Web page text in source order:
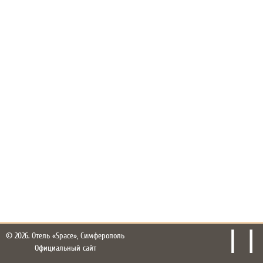
© 2026. Отель «Space», Симферополь
Официальный сайт